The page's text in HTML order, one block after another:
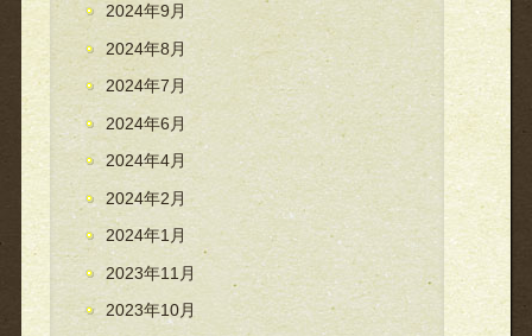
2024年9月
2024年8月
2024年7月
2024年6月
2024年4月
2024年2月
2024年1月
2023年11月
2023年10月